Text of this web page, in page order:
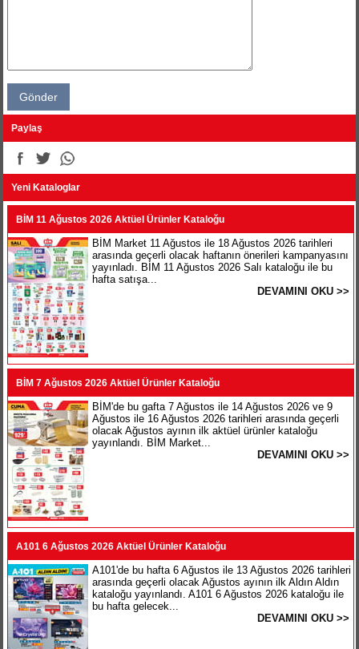
Paylaş
Yeni Kataloglar
BİM 11 Ağustos 2026 Aktüel Ürünler Kataloğu
BİM Market 11 Ağustos ile 18 Ağustos 2026 tarihleri
arasında geçerli olacak haftanın önerileri kampanyasını
yayınladı. BİM 11 Ağustos 2026 Salı kataloğu ile bu
hafta satışa...
DEVAMINI OKU >>
BİM 7 Ağustos 2026 Aktüel Ürünler Kataloğu
BİM'de bu gafta 7 Ağustos ile 14 Ağustos 2026 ve 9
Ağustos ile 16 Ağustos 2026 tarihleri arasında geçerli
olacak Ağustos ayının ilk aktüel ürünler kataloğu
yayınlandı. BİM Market...
DEVAMINI OKU >>
A101 6 Ağustos 2026 Aktüel Ürünler Kataloğu
A101'de bu hafta 6 Ağustos ile 13 Ağustos 2026 tarihleri
arasında geçerli olacak Ağustos ayının ilk Aldın Aldın
kataloğu yayınlandı. A101 6 Ağustos 2026 kataloğu ile
bu hafta gelecek...
DEVAMINI OKU >>